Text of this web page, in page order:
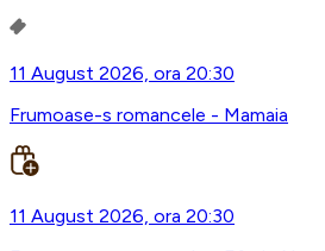
11 August 2026, ora 20:30
Frumoase-s romancele - Mamaia
11 August 2026, ora 20:30